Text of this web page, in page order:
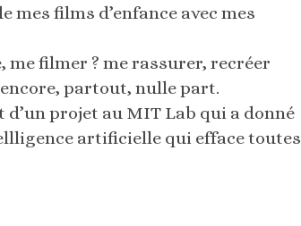
mes films d’enfance avec mes
filmer ? me rassurer, recréer
partout, nulle part.
d’un projet au MIT Lab qui a donné
artificielle qui efface toutes